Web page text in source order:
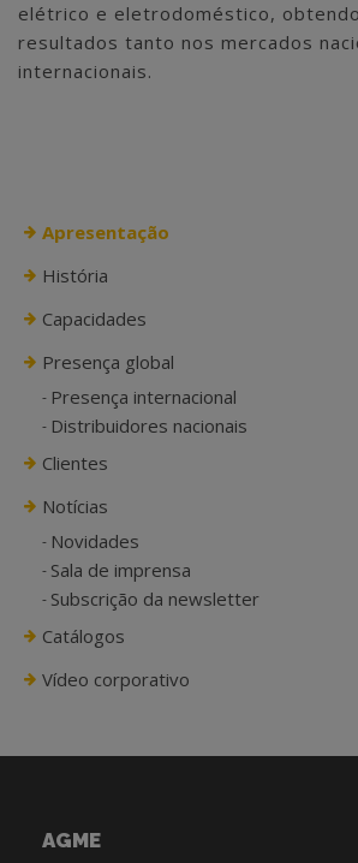
elétrico e eletrodoméstico,
resultados tanto nos mercados
internacionais.
Apresentação
História
Capacidades
Presença global
Presença internacional
Distribuidores nacionais
Clientes
Notícias
Novidades
Sala de imprensa
Subscrição da newsletter
Catálogos
Vídeo corporativo
AGME